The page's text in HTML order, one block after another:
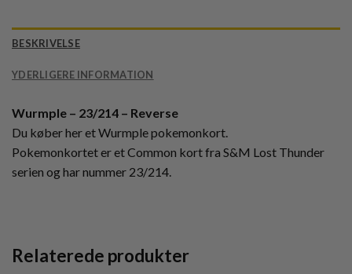
BESKRIVELSE
YDERLIGERE INFORMATION
Wurmple – 23/214 – Reverse
Du køber her et Wurmple pokemonkort.
Pokemonkortet er et Common kort fra S&M Lost Thunder
serien og har nummer 23/214.
Relaterede produkter